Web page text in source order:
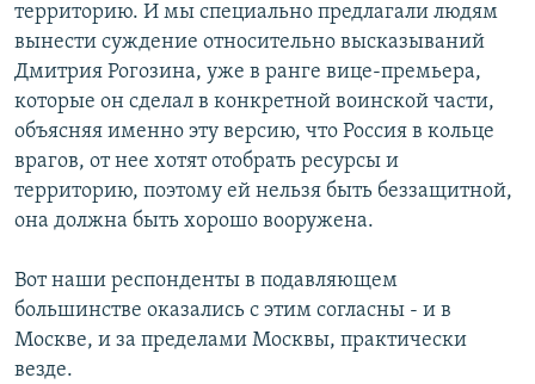
территорию. И мы специально предлагали людям
вынести суждение относительно высказываний
Дмитрия Рогозина, уже в ранге вице-премьера,
которые он сделал в конкретной воинской части,
объясняя именно эту версию, что Россия в кольце
врагов, от нее хотят отобрать ресурсы и
территорию, поэтому ей нельзя быть беззащитной,
она должна быть хорошо вооружена.
Вот наши респонденты в подавляющем
большинстве оказались с этим согласны - и в
Москве, и за пределами Москвы, практически
везде.